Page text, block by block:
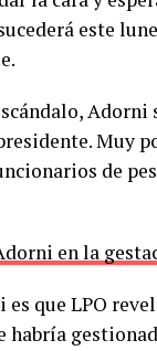
este
Muy
de
en la
que LPO
habría